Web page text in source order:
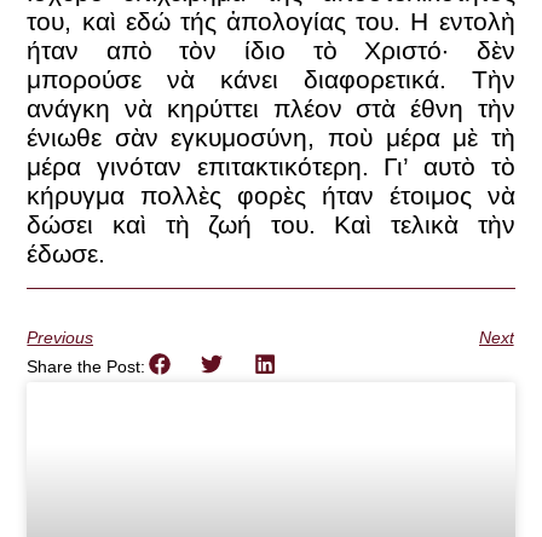
του, καὶ εδώ τής ἀπολογίας του. Η εντολὴ
ήταν απὸ τὸν ίδιο τὸ Χριστό· δὲν
μπορούσε νὰ κάνει διαφορετικά. Τὴν
ανάγκη νὰ κηρύττει πλέον στὰ έθνη τὴν
ένιωθε σὰν εγκυμοσύνη, ποὺ μέρα μὲ τὴ
μέρα γινόταν επιτακτικότερη. Γι’ αυτὸ τὸ
κήρυγμα πολλὲς φορὲς ήταν έτοιμος νὰ
δώσει καὶ τὴ ζωή του. Καὶ τελικὰ τὴν
έδωσε.
Previous
Next
Share the Post: